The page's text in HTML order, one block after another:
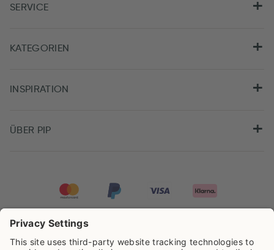
SERVICE
KATEGORIEN
INSPIRATION
ÜBER PIP